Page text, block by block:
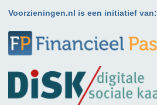
Voorzieningen.nl is een initiatief van: